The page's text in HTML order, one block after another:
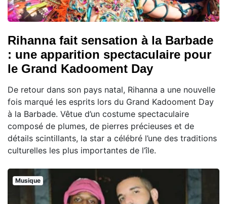
Rihanna fait sensation à la Barbade
: une apparition spectaculaire pour
le Grand Kadooment Day
De retour dans son pays natal, Rihanna a une nouvelle
fois marqué les esprits lors du Grand Kadooment Day
à la Barbade. Vêtue d’un costume spectaculaire
composé de plumes, de pierres précieuses et de
détails scintillants, la star a célébré l’une des traditions
culturelles les plus importantes de l’île.
Musique